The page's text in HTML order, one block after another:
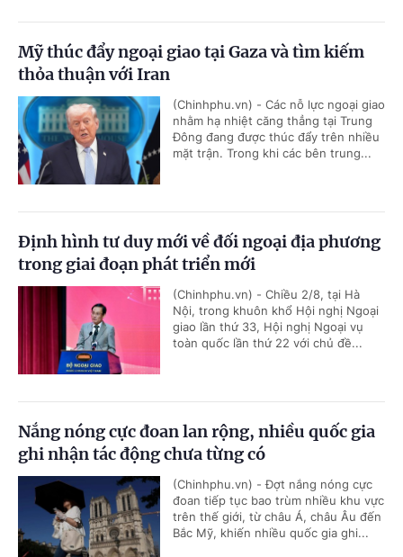
Mỹ thúc đẩy ngoại giao tại Gaza và tìm kiếm
thỏa thuận với Iran
(Chinhphu.vn) - Các nỗ lực ngoại giao
nhằm hạ nhiệt căng thẳng tại Trung
Đông đang được thúc đẩy trên nhiều
mặt trận. Trong khi các bên trung...
Định hình tư duy mới về đối ngoại địa phương
trong giai đoạn phát triển mới
(Chinhphu.vn) - Chiều 2/8, tại Hà
Nội, trong khuôn khổ Hội nghị Ngoại
giao lần thứ 33, Hội nghị Ngoại vụ
toàn quốc lần thứ 22 với chủ đề...
Nắng nóng cực đoan lan rộng, nhiều quốc gia
ghi nhận tác động chưa từng có
(Chinhphu.vn) - Đợt nắng nóng cực
đoan tiếp tục bao trùm nhiều khu vực
trên thế giới, từ châu Á, châu Âu đến
Bắc Mỹ, khiến nhiều quốc gia ghi...